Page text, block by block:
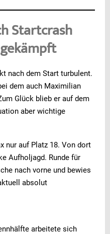
Startcrash
nach dem Start turbulent.
dem auch Maximilian
Glück blieb er auf dem
aber wichtige
nur auf Platz 18. Von dort
Aufholjagd. Runde für
nach vorne und bewies
absolut
arbeitete sich